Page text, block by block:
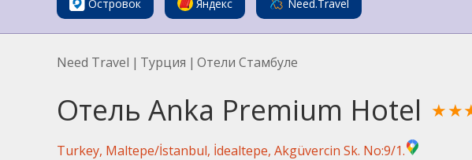
Островок Яндекс Need.Travel
Need Travel | Турция | Отели Стамбуле
Отель Anka Premium Hotel
Turkey, Maltepe/İstanbul, İdealtepe, Akgüvercin Sk. No:9/1.